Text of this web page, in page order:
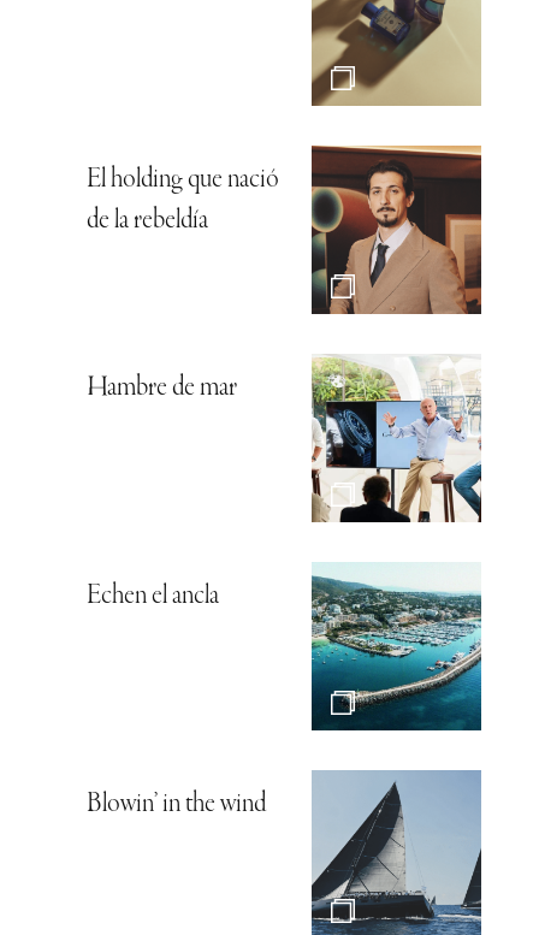
El holding que nació
de la rebeldía
Hambre de mar
Echen el ancla
Blowin’ in the wind